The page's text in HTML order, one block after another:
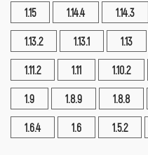
1.15 1.14.4 1.14.3
1.13.2 1.13.1 1.13
1.11.2 1.11 1.10.2
1.9 1.8.9 1.8.8
1.6.4 1.6 1.5.2